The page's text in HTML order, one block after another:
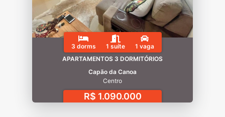
3 dorms 1 suíte
1 vaga
APARTAMENTOS 3 DORMITÓRIOS
Capão da Canoa
Centro
R$ 1.090.000